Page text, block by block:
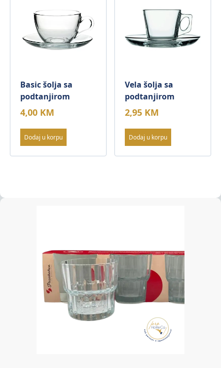
Basic šolja sa
podtanjirom
4,00 KM
Dodaj u korpu
Vela šolja sa
podtanjirom
2,95 KM
Dodaj u korpu